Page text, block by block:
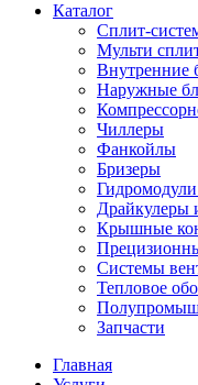
Каталог
Сплит-
Мульти
Внутренние
Наружные
Чиллеры
Фанкойлы
Бризеры
Драйкулеры
Крышные
Системы
Тепловое
Запчасти
Главная